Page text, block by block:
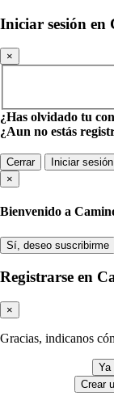
Iniciar sesión en
×
¿Has olvidado tu
¿Aun no estás
Cerrar
Iniciar sesión
×
Bienvenido a
Sí, deseo suscribirme
Registrarse en
×
Gracias, indicanos
Ya
Crear